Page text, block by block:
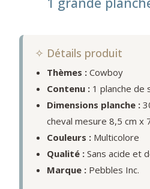
✧ Détails produit
Thèmes : Cowboy
Contenu : 1 planche de
Dimensions planche :
cheval mesure 8,5 cm x
Couleurs : Multicolore
Qualité : Sans acide et
Marque : Pebbles Inc.